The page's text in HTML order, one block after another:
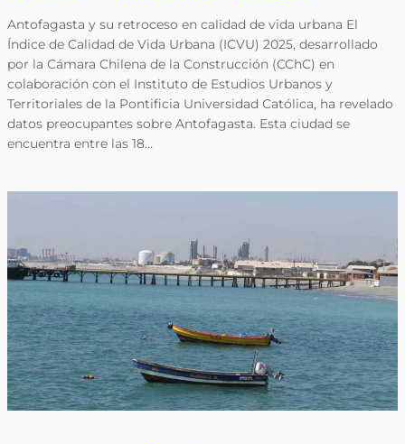
Antofagasta y su retroceso en calidad de vida urbana El
Índice de Calidad de Vida Urbana (ICVU) 2025, desarrollado
por la Cámara Chilena de la Construcción (CChC) en
colaboración con el Instituto de Estudios Urbanos y
Territoriales de la Pontificia Universidad Católica, ha revelado
datos preocupantes sobre Antofagasta. Esta ciudad se
encuentra entre las 18…